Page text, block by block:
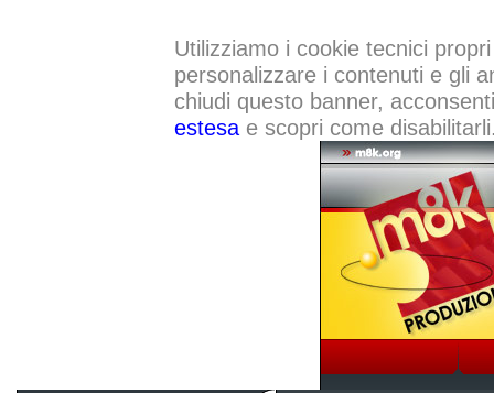
Utilizziamo i cookie tecnici
personalizzare i contenuti e gli
chiudi questo banner,
estesae scopri come